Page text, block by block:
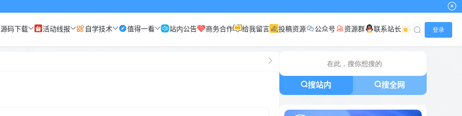
源码下载 活动线报 自学技术 值得一看 站内公告 商务合作 给我留言 投稿资源 公众号 资源群 联系站长 登录
搜站内 搜全网